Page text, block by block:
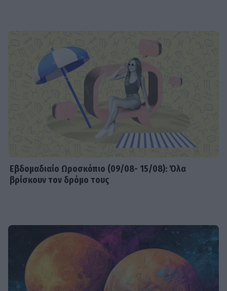
Εβδομαδιαίo Ωροσκόπιο (09/08- 15/08): Όλα
βρίσκουν τον δρόμο τους